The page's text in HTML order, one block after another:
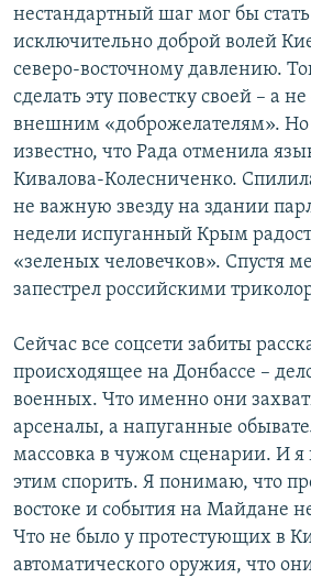
нестандартный шаг мог бы
исключительно доброй волей
северо-восточному давлению.
сделать эту повестку своей – а
внешним «доброжелателям». Но
известно, что Рада отменила
Кивалова-Колесниченко.
не важную звезду на здании
недели испуганный Крым
«зеленых человечков». Спустя
запестрел российскими
Сейчас все соцсети забиты
происходящее на Донбассе –
военных. Что именно они
арсеналы, а напуганные
массовка в чужом сценарии. И я
этим спорить. Я понимаю, что
востоке и события на Майдане
Что не было у протестующих в
автоматического оружия, что